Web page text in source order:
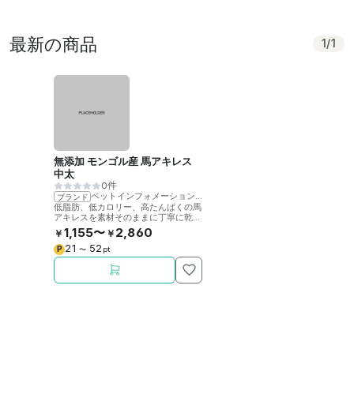
最新の商品 1 /1
無添加 モンゴル産 馬アキレス
中太
0件
ブランド
ペットインフォメーションラック
低脂肪、低カロリー、高たんぱくの馬
アキレスを素材そのままに丁寧に乾燥
させました。噛むことで歯の健康をサ
ポート。
￥ 1,155〜 ￥ 2,860
P 21 〜 52 pt